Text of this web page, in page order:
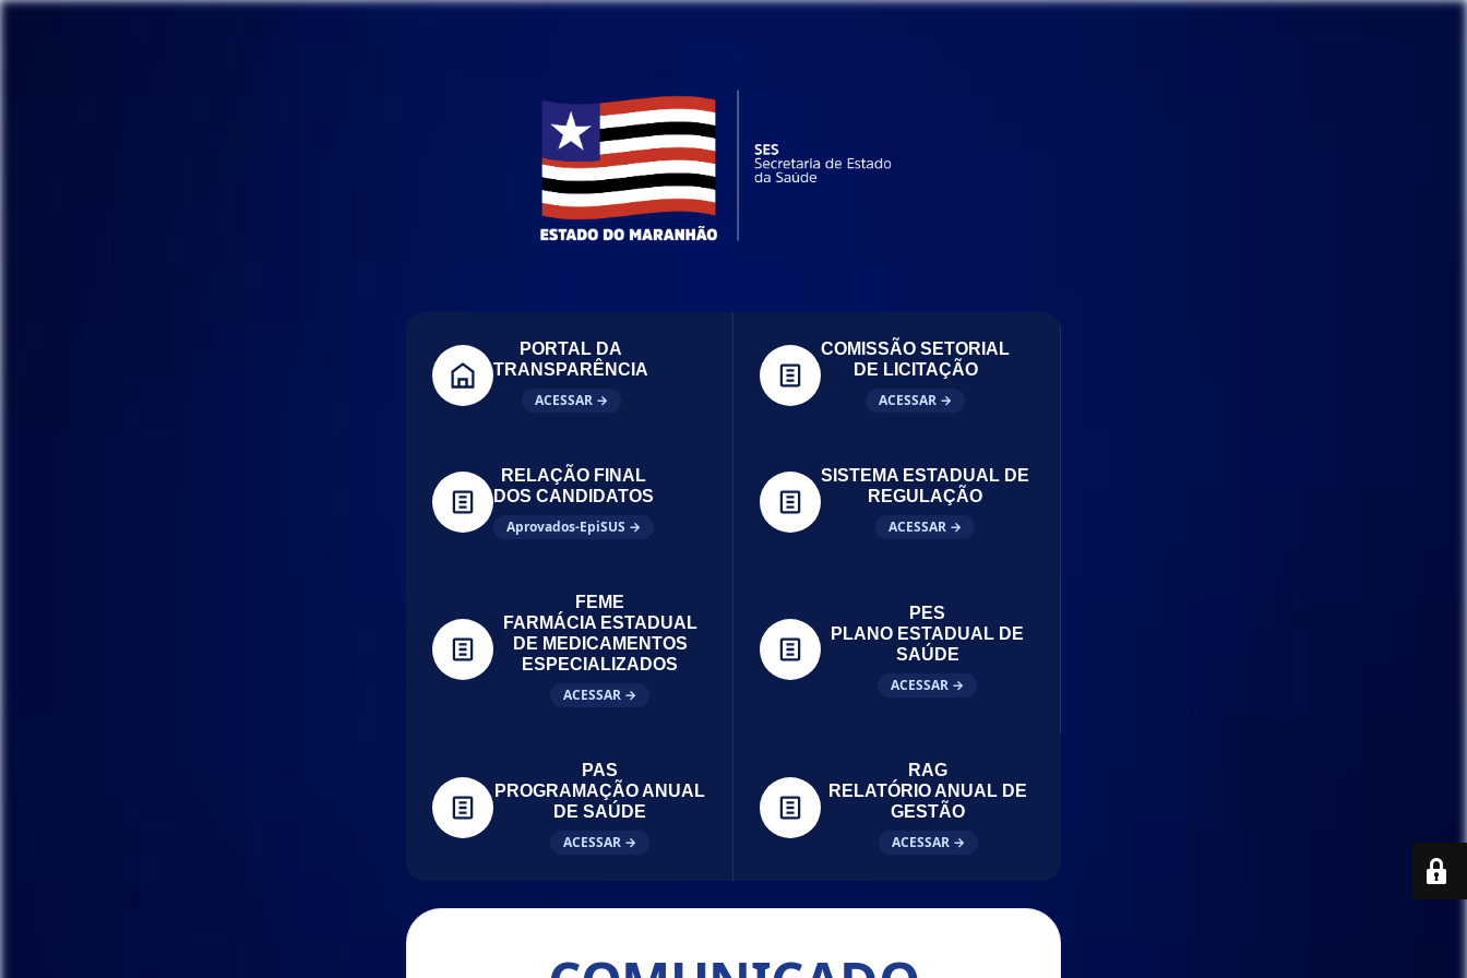
PORTAL DA
TRANSPARÊNCIA
ACESSAR →
COMISSÃO SETORIAL
DE LICITAÇÃO
ACESSAR →
RELAÇÃO FINAL
DOS CANDIDATOS
Aprovados-EpiSUS →
SISTEMA ESTADUAL DE
REGULAÇÃO
ACESSAR →
FEME
FARMÁCIA ESTADUAL
DE MEDICAMENTOS
ESPECIALIZADOS
ACESSAR →
PES
PLANO ESTADUAL DE
SAÚDE
ACESSAR →
PAS
PROGRAMAÇÃO ANUAL
DE SAÚDE
ACESSAR →
RAG
RELATÓRIO ANUAL DE
GESTÃO
ACESSAR →